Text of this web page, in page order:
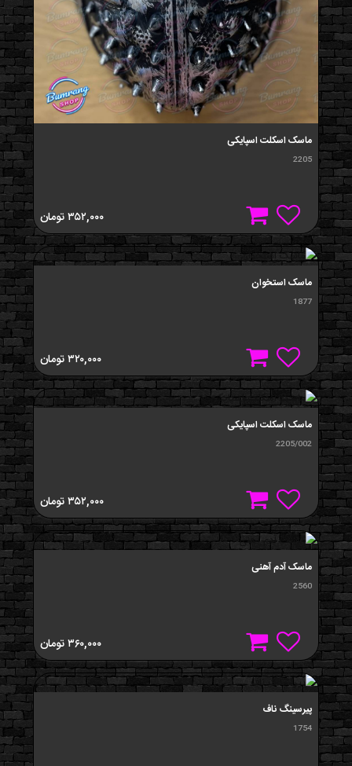
ماسک اسکلت اسپایکی
2205
۳۵۲,۰۰۰تومان
ماسک استخوان
1877
۳۲۰,۰۰۰تومان
ماسک اسکلت اسپایکی
2205/002
۳۵۲,۰۰۰تومان
ماسک آدم آهنی
2560
۳۶۰,۰۰۰تومان
پيرسینگ ناف
1754